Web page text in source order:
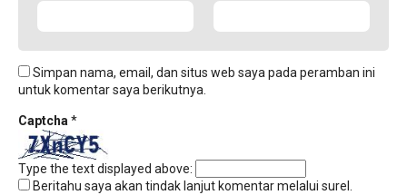
Simpan nama, email, dan situs web saya pada peramban ini
untuk komentar saya berikutnya.
Captcha *
Type the text displayed above:
Beritahu saya akan tindak lanjut komentar melalui surel.